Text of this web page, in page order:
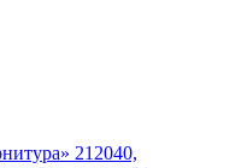
212040,